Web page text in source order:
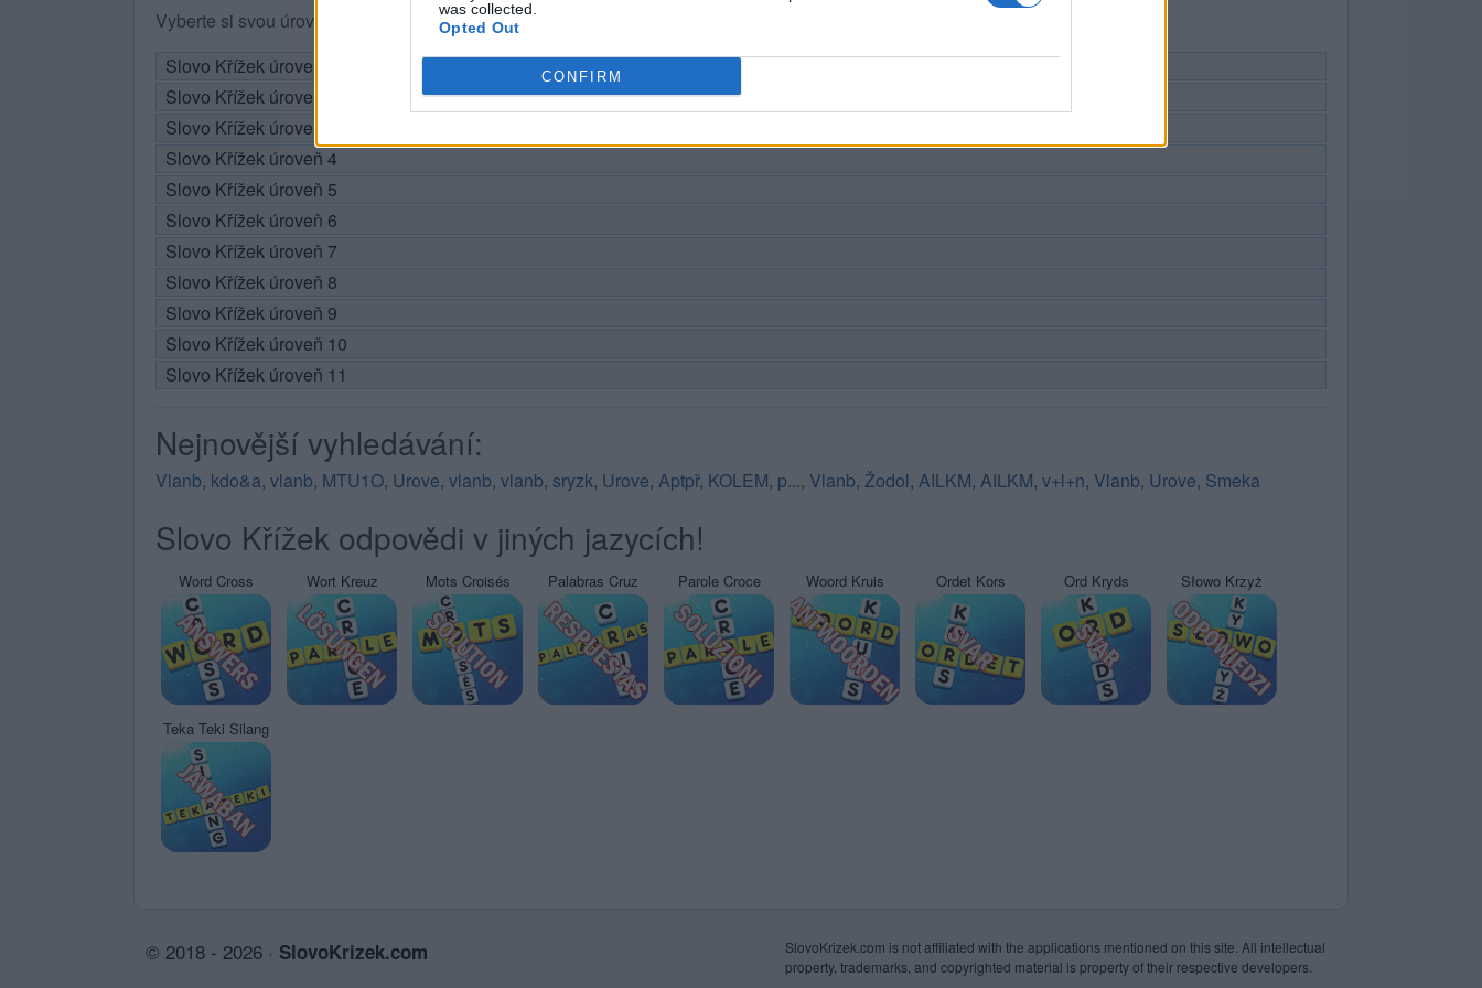
was collected.
Opted Out
CONFIRM
Vyberte si svou úroveň:
Slovo Křížek úroveň 1
Slovo Křížek úroveň 2
Slovo Křížek úroveň 3
Slovo Křížek úroveň 4
Slovo Křížek úroveň 5
Slovo Křížek úroveň 6
Slovo Křížek úroveň 7
Slovo Křížek úroveň 8
Slovo Křížek úroveň 9
Slovo Křížek úroveň 10
Slovo Křížek úroveň 11
Nejnovější vyhledávání:
Vlanb, kdo&a, vlanb, MTU1O, Urove, vlanb, vlanb, sryzk, Urove, Aptpř, KOLEM, p..., Vlanb, Žodol, AILKM, AILKM, v+l+n, Vlanb, Urove, Smeka
Slovo Křížek odpovědi v jiných jazycích!
Word Cross Wort Kreuz Mots Croisés Palabras Cruz Parole Croce Woord Kruis Ordet Kors Ord Kryds Słowo Krzyż
Teka Teki Silang
© 2018 - 2026 · SlovoKrizek.com
SlovoKrizek.com is not affiliated with the applications mentioned on this site. All intellectual
property, trademarks, and copyrighted material is property of their respective developers.